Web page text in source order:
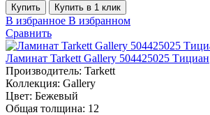
Купить Купить в 1 клик
В избранное В избранном
Сравнить
Ламинат Tarkett Gallery 504425025 Тициан
Производитель: Tarkett
Коллекция: Gallery
Цвет: Бежевый
Общая толщина: 12